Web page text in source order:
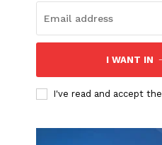
I WANT IN
I've read and accept the